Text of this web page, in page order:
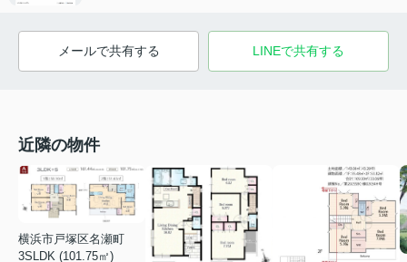
メールで共有する LINEで共有する
近隣の物件
横浜市戸塚区名瀬町
3SLDK (101.75㎡)